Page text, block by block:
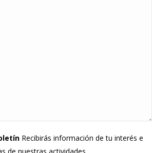
Recibirás información de tu interés e